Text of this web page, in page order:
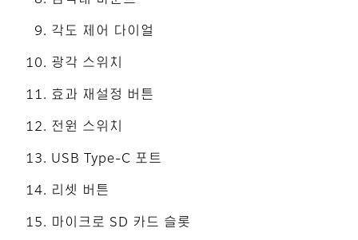
각도 제어 다이얼
광각 스위치
효과 재설정 버튼
전원 스위치
USB Type-C 포트
리셋 버튼
마이크로 SD 카드 슬롯